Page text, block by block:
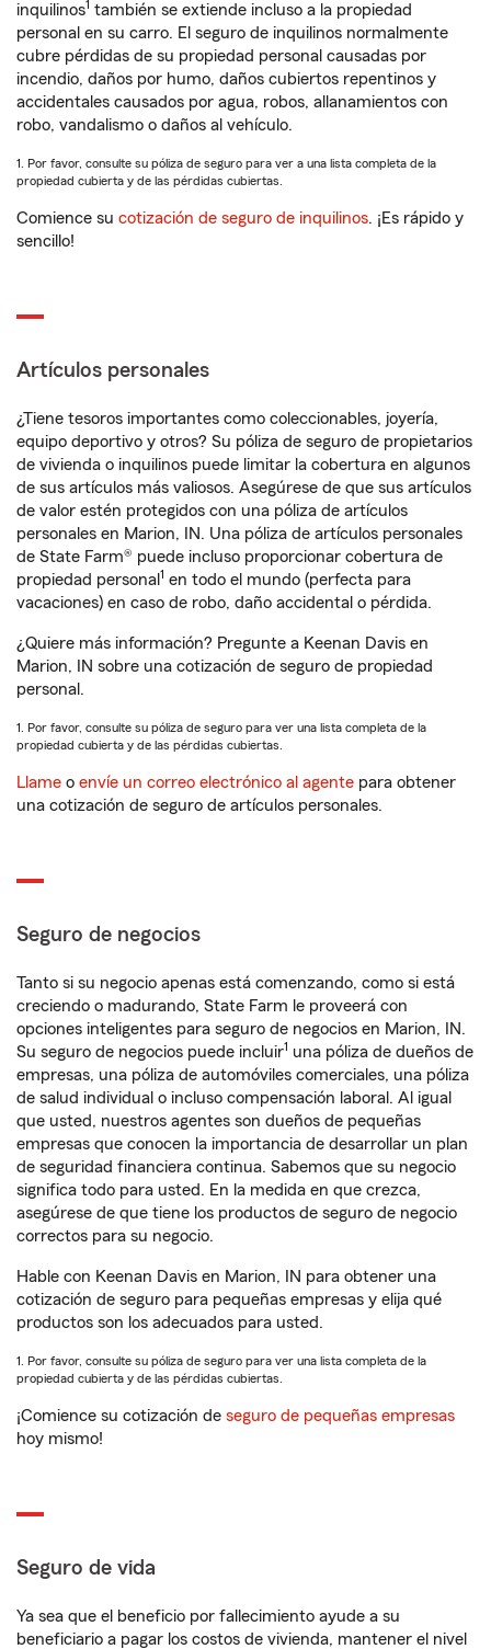
inquilinos1 también se extiende incluso a la propiedad
personal en su carro. El seguro de inquilinos normalmente
cubre pérdidas de su propiedad personal causadas por
incendio, daños por humo, daños cubiertos repentinos y
accidentales causados por agua, robos, allanamientos con
robo, vandalismo o daños al vehículo.
1. Por favor, consulte su póliza de seguro para ver a una lista completa de la
propiedad cubierta y de las pérdidas cubiertas.
Comience su cotización de seguro de inquilinos. ¡Es rápido y
sencillo!
Artículos personales
¿Tiene tesoros importantes como coleccionables, joyería,
equipo deportivo y otros? Su póliza de seguro de propietarios
de vivienda o inquilinos puede limitar la cobertura en algunos
de sus artículos más valiosos. Asegúrese de que sus artículos
de valor estén protegidos con una póliza de artículos
personales en Marion, IN. Una póliza de artículos personales
de State Farm® puede incluso proporcionar cobertura de
propiedad personal 1 en todo el mundo (perfecta para
vacaciones) en caso de robo, daño accidental o pérdida.
¿Quiere más información? Pregunte a Keenan Davis en
Marion, IN sobre una cotización de seguro de propiedad
personal.
1. Por favor, consulte su póliza de seguro para ver una lista completa de la
propiedad cubierta y de las pérdidas cubiertas.
Llame o envíe un correo electrónico al agente para obtener
una cotización de seguro de artículos personales.
Seguro de negocios
Tanto si su negocio apenas está comenzando, como si está
creciendo o madurando, State Farm le proveerá con
opciones inteligentes para seguro de negocios en Marion, IN.
Su seguro de negocios puede incluir1 una póliza de dueños de
empresas, una póliza de automóviles comerciales, una póliza
de salud individual o incluso compensación laboral. Al igual
que usted, nuestros agentes son dueños de pequeñas
empresas que conocen la importancia de desarrollar un plan
de seguridad financiera continua. Sabemos que su negocio
significa todo para usted. En la medida en que crezca,
asegúrese de que tiene los productos de seguro de negocio
correctos para su negocio.
Hable con Keenan Davis en Marion, IN para obtener una
cotización de seguro para pequeñas empresas y elija qué
productos son los adecuados para usted.
1. Por favor, consulte su póliza de seguro para ver una lista completa de la
propiedad cubierta y de las pérdidas cubiertas.
¡Comience su cotización de seguro de pequeñas empresas
hoy mismo!
Seguro de vida
Ya sea que el beneficio por fallecimiento ayude a su
beneficiario a pagar los costos de vivienda, mantener el nivel